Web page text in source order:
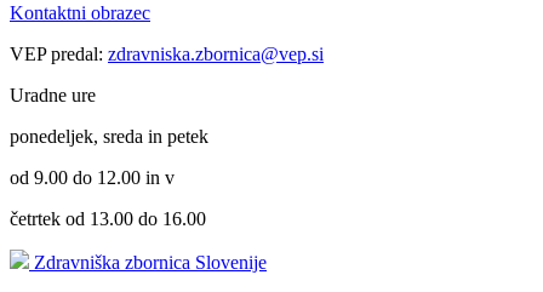
Kontaktni obrazec
VEP predal: zdravniska.zbornica@vep.si
Uradne ure
ponedeljek, sreda in petek
od 9.00 do 12.00 in v
četrtek od 13.00 do 16.00
Zdravniška zbornica Slovenije